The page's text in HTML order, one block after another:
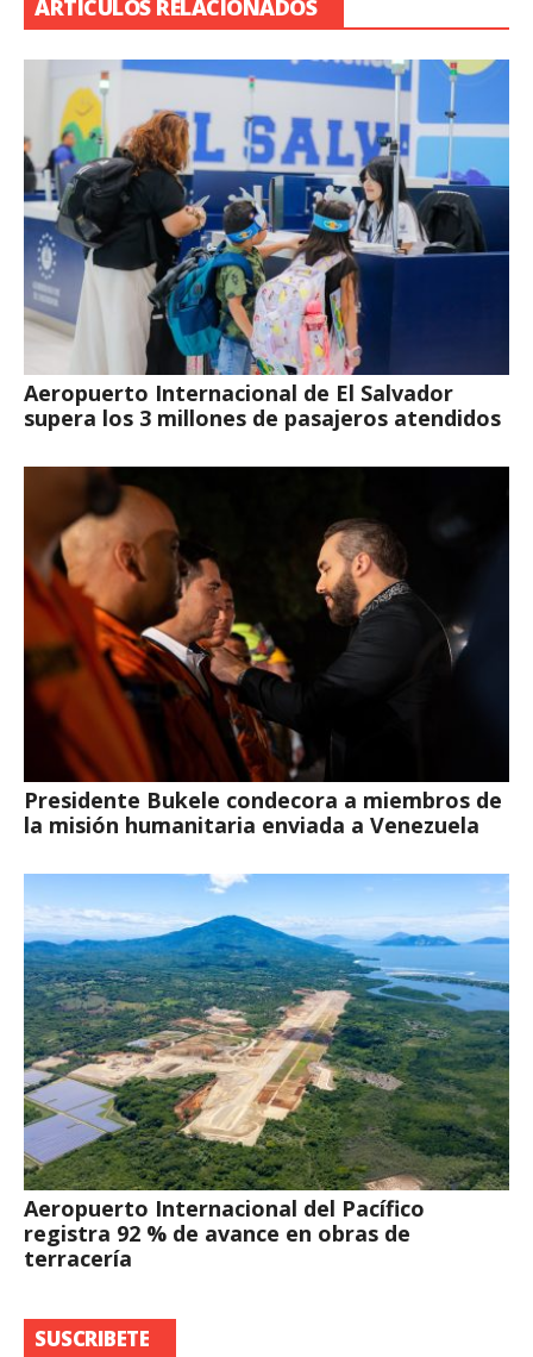
ARTÍCULOS RELACIONADOS
Aeropuerto Internacional de El Salvador
supera los 3 millones de pasajeros atendidos
Presidente Bukele condecora a miembros de
la misión humanitaria enviada a Venezuela
Aeropuerto Internacional del Pacífico
registra 92 % de avance en obras de
terracería
SUSCRIBETE